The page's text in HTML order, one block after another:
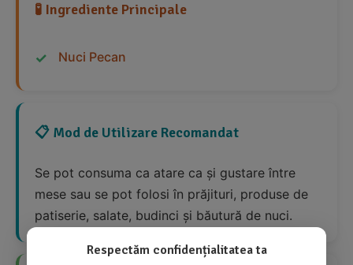
🧪 Ingrediente Principale
Nuci Pecan
📋 Mod de Utilizare Recomandat
Se pot consuma ca atare ca și gustare între
mese sau se pot folosi în prăjituri, produse de
patiserie, salate, budinci și băutură de nuci.
Respectăm confidențialitatea ta